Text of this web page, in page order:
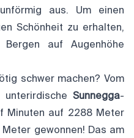
aus. Um einen
Schönheit zu erhalten,
auf Augenhöhe
schwer machen? Vom
Sunnegga-
Minuten auf 2288 Meter
gewonnen! Das am